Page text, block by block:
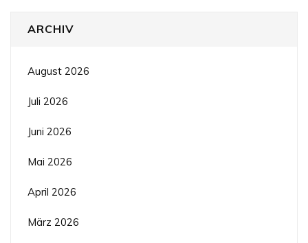
ARCHIV
August 2026
Juli 2026
Juni 2026
Mai 2026
April 2026
März 2026